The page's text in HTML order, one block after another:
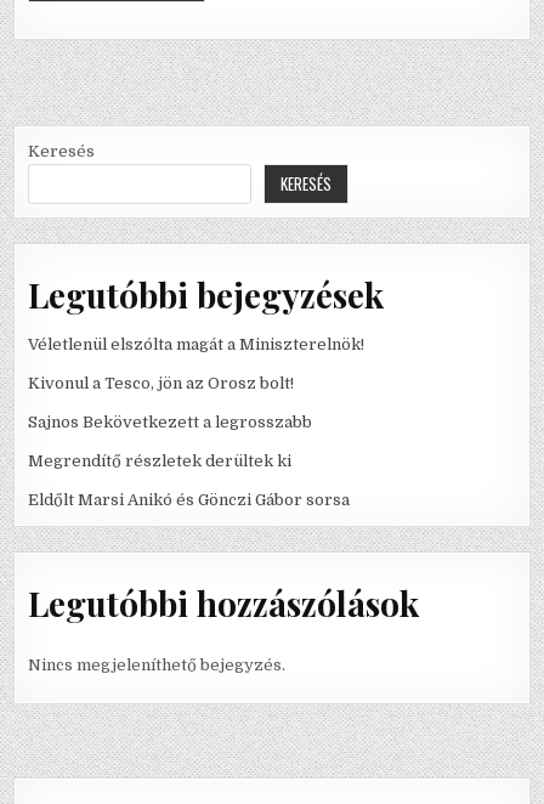
Keresés
KERESÉS
Legutóbbi bejegyzések
Véletlenül elszólta magát a Miniszterelnök!
Kivonul a Tesco, jön az Orosz bolt!
Sajnos Bekövetkezett a legrosszabb
Megrendítő részletek derültek ki
Eldőlt Marsi Anikó és Gönczi Gábor sorsa
Legutóbbi hozzászólások
Nincs megjeleníthető bejegyzés.